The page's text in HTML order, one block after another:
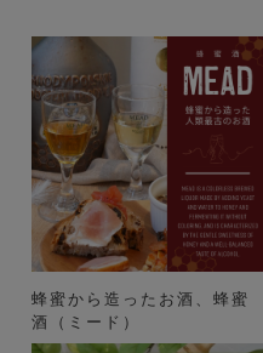
蜂蜜から造ったお酒、蜂蜜
酒（ミード）